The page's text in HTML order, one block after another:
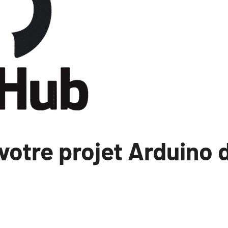
projet Arduino